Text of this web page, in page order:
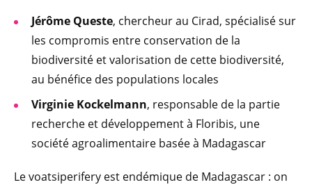
Jérôme Queste, chercheur au Cirad, spécialisé sur
les compromis entre conservation de la
biodiversité et valorisation de cette biodiversité,
au bénéfice des populations locales
Virginie Kockelmann, responsable de la partie
recherche et développement à Floribis, une
société agroalimentaire basée à Madagascar
Le voatsiperifery est endémique de Madagascar : on